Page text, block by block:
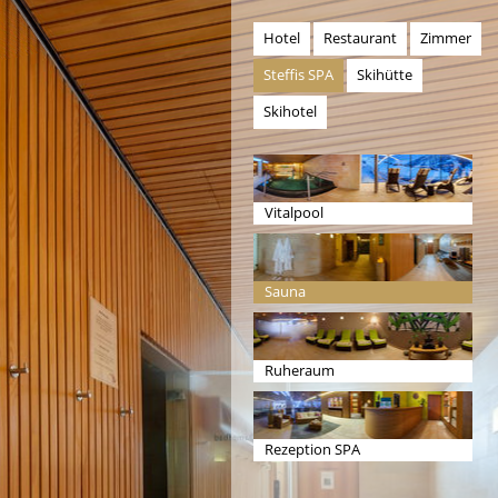
Hotel Restaurant
Zimmer
Steffis SPA
Skihütte
Skihotel
Vitalpool
Sauna
Ruheraum
Rezeption SPA